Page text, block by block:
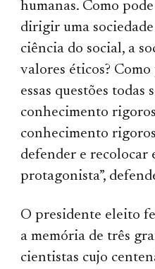
humanas. Como
dirigir uma
ciência do social, a
valores éticos?
essas questões todas
conhecimento
conhecimento
defender e recolocar
protagonista”,
O presidente eleito
a memória de três
cientistas cujo